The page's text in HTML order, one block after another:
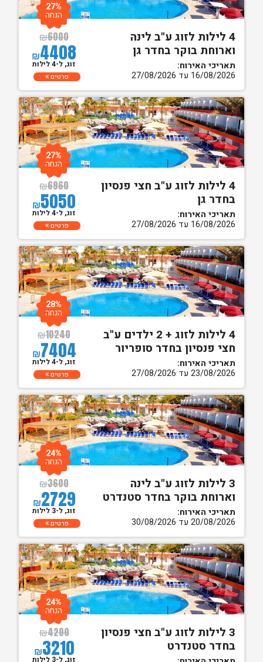
4 לילות לזוג ע"ב לינה
וארוחת בוקר בחדר גן
תאריכי האירוח:
16/08/2026 עד 27/08/2026
₪6000
₪4408
27%
הנחה
זוג, ל-4 לילות
פרטים
4 לילות לזוג ע"ב חצי פנסיון
בחדר גן
תאריכי האירוח:
16/08/2026 עד 27/08/2026
₪6960
₪5050
27%
הנחה
זוג, ל-4 לילות
פרטים
4 לילות לזוג + 2 ילדים ע"ב
חצי פנסיון בחדר סופריור
תאריכי האירוח:
23/08/2026 עד 27/08/2026
₪10240
₪7404
28%
הנחה
זוג, ל-4 לילות
פרטים
3 לילות לזוג ע"ב לינה
וארוחת בוקר בחדר סטנדרט
תאריכי האירוח:
20/08/2026 עד 30/08/2026
₪3600
₪2729
24%
הנחה
זוג, ל-3 לילות
פרטים
3 לילות לזוג ע"ב חצי פנסיון
בחדר סטנדרט
₪4200
₪3210
24%
הנחה
זוג, ל-3 לילות